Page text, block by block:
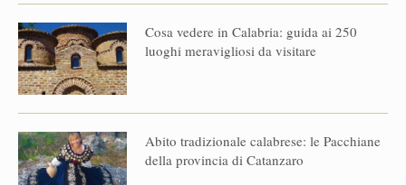
Cosa vedere in Calabria: guida ai 250
luoghi meravigliosi da visitare
Abito tradizionale calabrese: le Pacchiane
della provincia di Catanzaro